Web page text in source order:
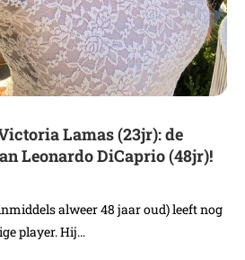
Lamas (23jr): de
Leonardo DiCaprio (48jr)!
alweer 48 jaar oud) leeft nog
player. Hij…